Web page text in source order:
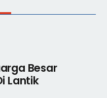
Besar
Lantik